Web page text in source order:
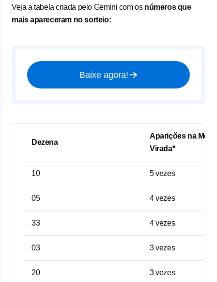
Veja a tabela criada pelo Gemini com os números que
mais apareceram no sorteio:
Baixe agora!
Dezena
Aparições na
Virada*
10 5 vezes
05 4 vezes
33 4 vezes
03 3 vezes
20 3 vezes